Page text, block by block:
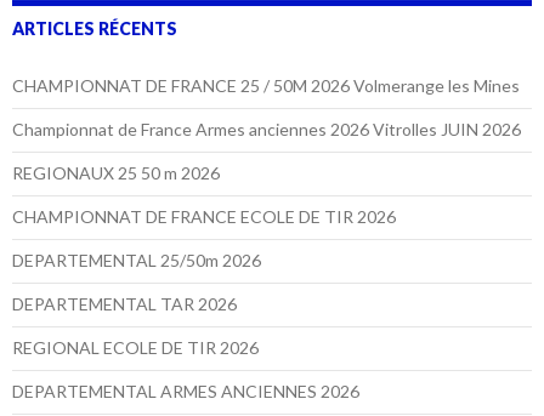
ARTICLES RÉCENTS
CHAMPIONNAT DE FRANCE 25 / 50M 2026 Volmerange les Mines
Championnat de France Armes anciennes 2026 Vitrolles JUIN 2026
REGIONAUX 25 50 m 2026
CHAMPIONNAT DE FRANCE ECOLE DE TIR 2026
DEPARTEMENTAL 25/50m 2026
DEPARTEMENTAL TAR 2026
REGIONAL ECOLE DE TIR 2026
DEPARTEMENTAL ARMES ANCIENNES 2026